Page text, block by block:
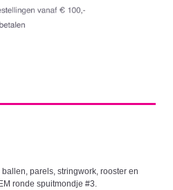
parels, stringwork, rooster en
ronde spuitmondje #3.